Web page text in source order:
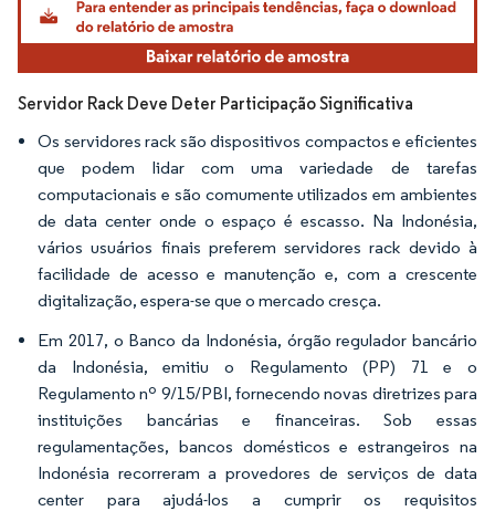
Servidor Rack Deve Deter Participação Significativa
Os servidores rack são dispositivos compactos e eficientes
que podem lidar com uma variedade de tarefas
computacionais e são comumente utilizados em ambientes
de data center onde o espaço é escasso. Na Indonésia,
vários usuários finais preferem servidores rack devido à
facilidade de acesso e manutenção e, com a crescente
digitalização, espera-se que o mercado cresça.
Em 2017, o Banco da Indonésia, órgão regulador bancário
da Indonésia, emitiu o Regulamento (PP) 71 e o
Regulamento nº 9/15/PBI, fornecendo novas diretrizes para
instituições bancárias e financeiras. Sob essas
regulamentações, bancos domésticos e estrangeiros na
Indonésia recorreram a provedores de serviços de data
center para ajudá-los a cumprir os requisitos